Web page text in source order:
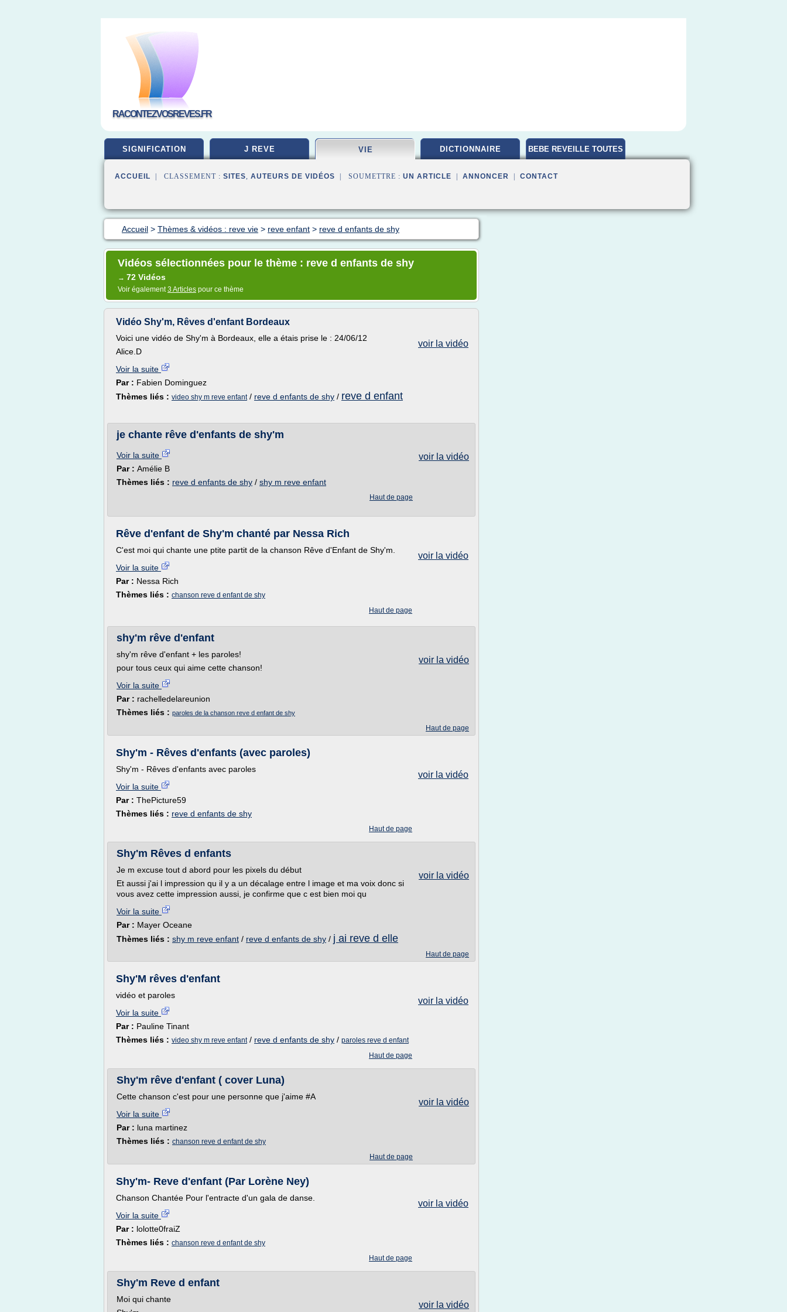
RACONTEZVOSREVES.FR
SIGNIFICATION J REVE VIE DICTIONNAIRE BEBE REVEILLE TOUTES
ACCUEIL | CLASSEMENT : SITES, AUTEURS DE VIDÉOS | SOUMETTRE : UN ARTICLE ANNONCER CONTACT
Accueil > Thèmes & vidéos : reve vie > reve enfant > reve d enfants de shy
Vidéos sélectionnées pour le thème : reve d enfants de shy
→ 72 Vidéos
Voir également3 Articles pour ce thème
Vidéo Shy'm, Rêves d'enfant Bordeaux
voir la vidéo
Voici une vidéo de Shy'm à Bordeaux, elle a étais prise le : 24/06/12
Alice.D
Voir la suite
Par : Fabien Dominguez
Thèmes liés : video shy m reve enfant/ reve d enfants de shy / reve d enfant
je chante rêve d'enfants de shy'm
voir la vidéo
Voir la suite
Par : Amélie B
Thèmes liés : reve d enfants de shy / shy m reve enfant
Haut de page
Rêve d'enfant de Shy'm chanté par Nessa Rich
voir la vidéo
C'est moi qui chante une ptite partit de la chanson Rêve d'Enfant de Shy'm.
Voir la suite
Par : Nessa Rich
Thèmes liés : chanson reve d enfant de shy
Haut de page
shy'm rêve d'enfant
voir la vidéo
shy'm rêve d'enfant + les paroles!
pour tous ceux qui aime cette chanson!
Voir la suite
Par : rachelledelareunion
Thèmes liés : paroles de la chanson reve d enfant de shy
Haut de page
Shy'm - Rêves d'enfants (avec paroles)
voir la vidéo
Shy'm - Rêves d'enfants avec paroles
Voir la suite
Par : ThePicture59
Thèmes liés : reve d enfants de shy
Haut de page
Shy'm Rêves d enfants
voir la vidéo
Je m excuse tout d abord pour les pixels du début
Et aussi j'ai l impression qu il y a un décalage entre l image et ma voix donc si
vous avez cette impression aussi, je confirme que c est bien moi qu
Voir la suite
Par : Mayer Oceane
Thèmes liés : shy m reve enfant / reve d enfants de shy / j ai reve d elle
Haut de page
Shy'M rêves d'enfant
voir la vidéo
vidéo et paroles
Voir la suite
Par : Pauline Tinant
Thèmes liés : video shy m reve enfant/ reve d enfants de shy / paroles reve d enfant
Haut de page
Shy'm rêve d'enfant ( cover Luna)
voir la vidéo
Cette chanson c'est pour une personne que j'aime #A
Voir la suite
Par : luna martinez
Thèmes liés : chanson reve d enfant de shy
Haut de page
Shy'm- Reve d'enfant (Par Lorène Ney)
voir la vidéo
Chanson Chantée Pour l'entracte d'un gala de danse.
Voir la suite
Par : lolotte0fraiZ
Thèmes liés : chanson reve d enfant de shy
Haut de page
Shy'm Reve d enfant
voir la vidéo
Moi qui chante